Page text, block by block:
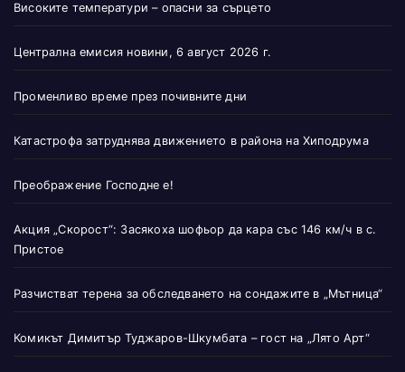
Високите температури – опасни за сърцето
Централна емисия новини, 6 август 2026 г.
Променливо време през почивните дни
Катастрофа затруднява движението в района на Хиподрума
Преображение Господне е!
Акция „Скорост“: Засякоха шофьор да кара със 146 км/ч в с.
Пристое
Разчистват терена за обследването на сондажите в „Мътница“
Комикът Димитър Туджаров-Шкумбата – гост на „Лято Арт“